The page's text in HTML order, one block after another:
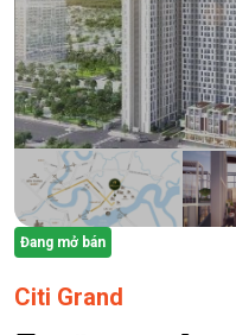
Đang mở bán
Citi Grand